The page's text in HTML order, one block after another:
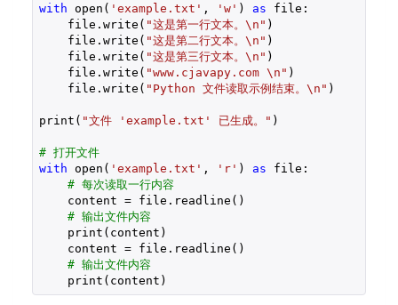
with open( 'example.txt' , 'w' ) as file:
    file.write(
"这是第一行文本。\n" )
    file.write(
"这是第二行文本。\n" )
    file.write(
"这是第三行文本。\n" )
    file.write(
"www.cjavapy.com \n" )
    file.write(
"Python 文件读取示例结束。\n" )
print( "文件 'example.txt' 已生成。" )
# 打开文件
with open( 'example.txt' , 'r' ) as file:
# 每次读取一行内容
    content = file.readline()
# 输出文件内容
    print(content)
    content = file.readline()
# 输出文件内容
    print(content)